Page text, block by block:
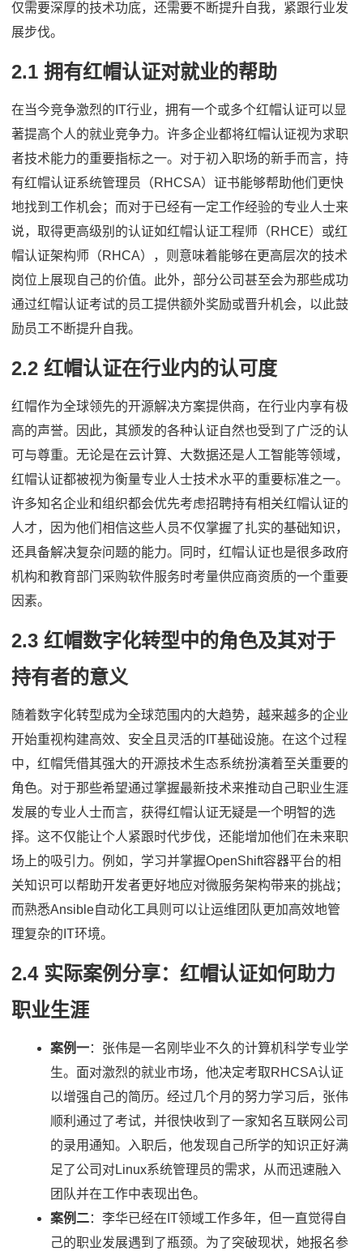
仅需要深厚的技术功底，还需要不断提升自我，紧跟行业发
展步伐。
2.1 拥有红帽认证对就业的帮助
在当今竞争激烈的IT行业，拥有一个或多个红帽认证可以显
著提高个人的就业竞争力。许多企业都将红帽认证视为求职
者技术能力的重要指标之一。对于初入职场的新手而言，持
有红帽认证系统管理员（RHCSA）证书能够帮助他们更快
地找到工作机会；而对于已经有一定工作经验的专业人士来
说，取得更高级别的认证如红帽认证工程师（RHCE）或红
帽认证架构师（RHCA），则意味着能够在更高层次的技术
岗位上展现自己的价值。此外，部分公司甚至会为那些成功
通过红帽认证考试的员工提供额外奖励或晋升机会，以此鼓
励员工不断提升自我。
2.2 红帽认证在行业内的认可度
红帽作为全球领先的开源解决方案提供商，在行业内享有极
高的声誉。因此，其颁发的各种认证自然也受到了广泛的认
可与尊重。无论是在云计算、大数据还是人工智能等领域，
红帽认证都被视为衡量专业人士技术水平的重要标准之一。
许多知名企业和组织都会优先考虑招聘持有相关红帽认证的
人才，因为他们相信这些人员不仅掌握了扎实的基础知识，
还具备解决复杂问题的能力。同时，红帽认证也是很多政府
机构和教育部门采购软件服务时考量供应商资质的一个重要
因素。
2.3 红帽数字化转型中的角色及其对于
持有者的意义
随着数字化转型成为全球范围内的大趋势，越来越多的企业
开始重视构建高效、安全且灵活的IT基础设施。在这个过程
中，红帽凭借其强大的开源技术生态系统扮演着至关重要的
角色。对于那些希望通过掌握最新技术来推动自己职业生涯
发展的专业人士而言，获得红帽认证无疑是一个明智的选
择。这不仅能让个人紧跟时代步伐，还能增加他们在未来职
场上的吸引力。例如，学习并掌握OpenShift容器平台的相
关知识可以帮助开发者更好地应对微服务架构带来的挑战；
而熟悉Ansible自动化工具则可以让运维团队更加高效地管
理复杂的IT环境。
2.4 实际案例分享：红帽认证如何助力
职业生涯
案例一：张伟是一名刚毕业不久的计算机科学专业学
生。面对激烈的就业市场，他决定考取RHCSA认证
以增强自己的简历。经过几个月的努力学习后，张伟
顺利通过了考试，并很快收到了一家知名互联网公司
的录用通知。入职后，他发现自己所学的知识正好满
足了公司对Linux系统管理员的需求，从而迅速融入
团队并在工作中表现出色。
案例二：李华已经在IT领域工作多年，但一直觉得自
己的职业发展遇到了瓶颈。为了突破现状，她报名参